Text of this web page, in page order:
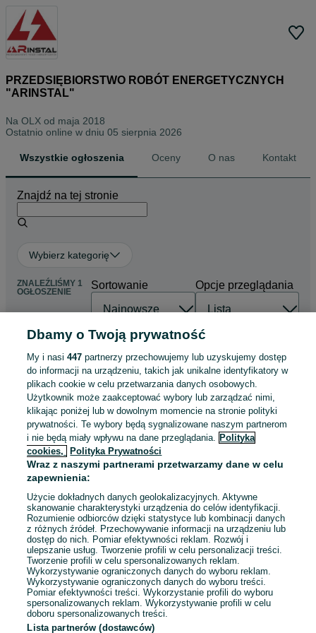
PRZEDSIĘBIORSTWO ROBÓT ENERGETYCZNYCH
"ARINSTAL"
Na OLX od maja 2018
Ostatnio online w dniu 05 sierpnia 2026
Wszystkie ogłoszenia Oceny O nas Kontakt
Znajdź na tej stronie
Wybierz kategorię
ZNALEŹLIŚMY 1
OGŁOSZENIE
Sortowanie Opcje przeglądania
Pracownik fizyczny do układania kabli
(roboty ziemne)
PRZEDSIĘBIORSTWO ROBÓT
ENERGETYCZNYCH "ARINSTAL"
Słupsk
Pełny etat
Umowa o pracę, Samozatrudnienie
Odpowiednie doświadczenie zawodowe
Miejsce pracy: W siedzibie firmy
Odświeżono dnia 03 sierpnia 2026
Dbamy o Twoją prywatność
My i nasi447 partnerzy przechowujemy lub uzyskujemy dostęp
do informacji na urządzeniu, takich jak unikalne identyfikatory w
plikach cookie w celu przetwarzania danych osobowych.
Użytkownik może zaakceptować wybory lub zarządzać nimi,
klikając poniżej lub w dowolnym momencie na stronie polityki
prywatności. Te wybory będą sygnalizowane naszym partnerom
i nie będą miały wpływu na dane przeglądania. Polityka
cookies,
Polityka Prywatności
Wraz z naszymi partnerami przetwarzamy dane w celu
zapewnienia:
Użycie dokładnych danych geolokalizacyjnych. Aktywne
skanowanie charakterystyki urządzenia do celów identyfikacji.
Rozumienie odbiorców dzięki statystyce lub kombinacji danych
z różnych źródeł. Przechowywanie informacji na urządzeniu lub
dostęp do nich. Pomiar efektywności reklam. Rozwój i
ulepszanie usług. Tworzenie profili w celu personalizacji treści.
Tworzenie profili w celu spersonalizowanych reklam.
Wykorzystywanie ograniczonych danych do wyboru reklam.
Wykorzystywanie ograniczonych danych do wyboru treści.
Pomiar efektywności treści. Wykorzystanie profili do wyboru
spersonalizowanych reklam. Wykorzystywanie profili w celu
doboru spersonalizowanych treści.
Lista partnerów (dostawców)